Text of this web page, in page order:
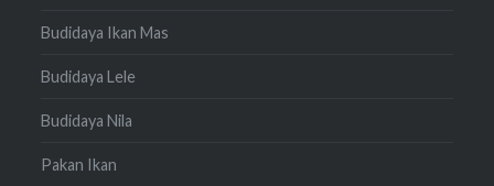
Budidaya Ikan Mas
Budidaya Lele
Budidaya Nila
Pakan Ikan